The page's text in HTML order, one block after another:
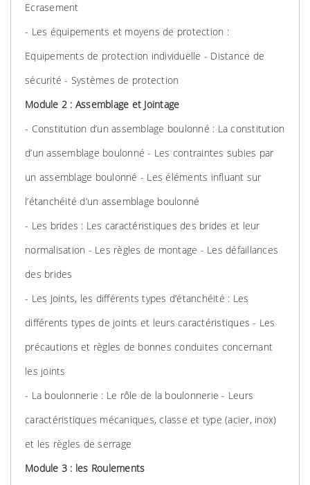
Ecrasement
- Les équipements et moyens de protection :
Equipements de protection individuelle - Distance de
sécurité - Systèmes de protection
Module 2 : Assemblage et Jointage
- Constitution d’un assemblage boulonné : La constitution
d’un assemblage boulonné - Les contraintes subies par
un assemblage boulonné - Les éléments influant sur
l’étanchéité d’un assemblage boulonné
- Les brides : Les caractéristiques des brides et leur
normalisation - Les règles de montage - Les défaillances
des brides
- Les joints, les différents types d’étanchéité : Les
différents types de joints et leurs caractéristiques - Les
précautions et règles de bonnes conduites concernant
les joints
- La boulonnerie : Le rôle de la boulonnerie - Leurs
caractéristiques mécaniques, classe et type (acier, inox)
et les règles de serrage
Module 3 : les Roulements